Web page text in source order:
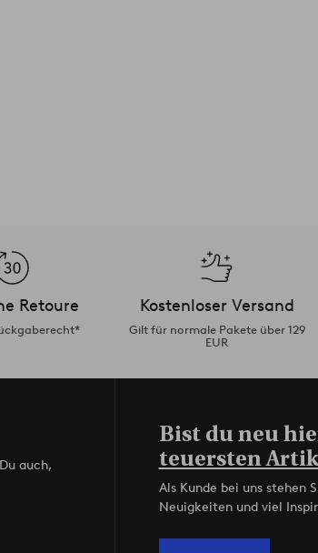
Retoure Kostenloser Versand
Gilt für normale Pakete über 129
EUR
auch,
Bist du neu
teuersten
Als Kunde bei uns stehen
Neuigkeiten und viel